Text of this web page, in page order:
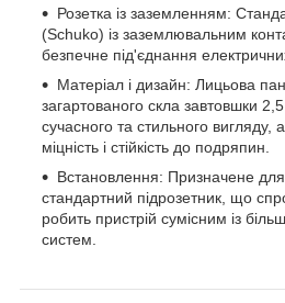
Розетка із заземленням:
(Schuko) із заземлювальним
безпечне під'єднання
Матеріал і дизайн: Лицьова
загартованого скла завтовшки
сучасного та стильного вигляду,
міцність і стійкість до подряпин.
Встановлення: Призначене
стандартний підрозетник, що
робить пристрій сумісним із
систем.